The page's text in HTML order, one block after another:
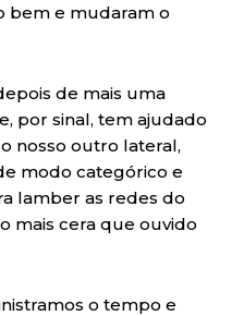
bem e mudaram o
de mais uma
por sinal, tem ajudado
nosso outro lateral,
modo categórico e
lamber as redes do
mais cera que ouvido
o tempo e